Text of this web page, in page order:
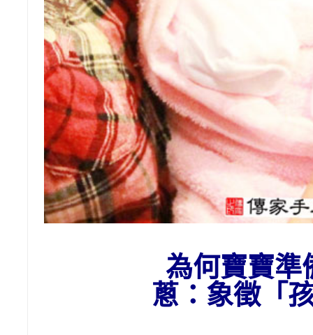
為何寶寶準
蔥：象徵「